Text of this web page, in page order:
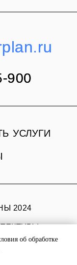
об обработке
УСЛУГИ
900
900
2024